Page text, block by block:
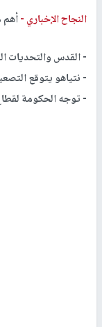
النجاح الإخباري -
- القدس والتحديات
- نتياهو يتوقع
- توجه الحكومة